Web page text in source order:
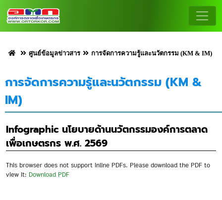
ศูนย์ข้อมูลข่าวสาร การจัดการความรู้และนวัตกรรม (KM & IM)
การจัดการความรู้และนวัตกรรม (KM &
IM)
Infographic นโยบายด้านนวัตกรรมองค์การตลาด
เพื่อเกษตรกร พ.ศ. 2569
This browser does not support inline PDFs. Please download the PDF to
view it: Download PDF